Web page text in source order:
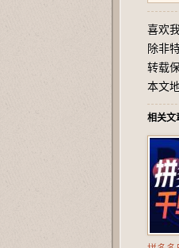
喜欢
除非
转载
本文
相关文